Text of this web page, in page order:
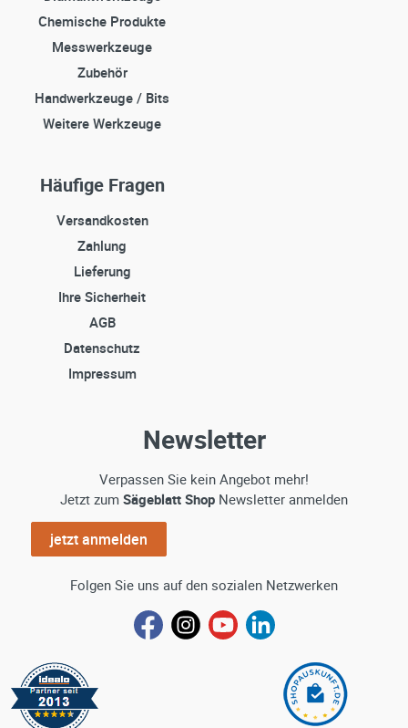
Chemische Produkte
Messwerkzeuge
Zubehör
Handwerkzeuge / Bits
Weitere Werkzeuge
Häufige Fragen
Versandkosten
Zahlung
Lieferung
Ihre Sicherheit
AGB
Datenschutz
Impressum
Newsletter
Verpassen Sie kein Angebot mehr!
Jetzt zum Sägeblatt Shop Newsletter anmelden
jetzt anmelden
Folgen Sie uns auf den sozialen Netzwerken